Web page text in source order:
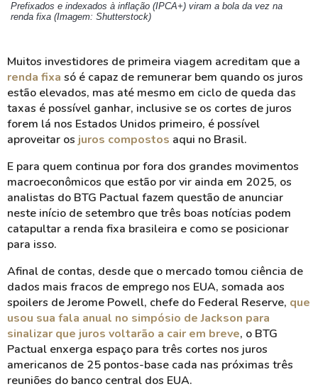
Prefixados e indexados à inflação (IPCA+) viram a bola da vez na
renda fixa (Imagem: Shutterstock)
Muitos investidores de primeira viagem acreditam que a
renda fixa só é capaz de remunerar bem quando os juros
estão elevados, mas até mesmo em ciclo de queda das
taxas é possível ganhar, inclusive se os cortes de juros
forem lá nos Estados Unidos primeiro, é possível
aproveitar os juros compostos aqui no Brasil.
E para quem continua por fora dos grandes movimentos
macroeconômicos que estão por vir ainda em 2025, os
analistas do BTG Pactual fazem questão de anunciar
neste início de setembro que três boas notícias podem
catapultar a renda fixa brasileira e como se posicionar
para isso.
Afinal de contas, desde que o mercado tomou ciência de
dados mais fracos de emprego nos EUA, somada aos
spoilers de Jerome Powell, chefe do Federal Reserve, que
usou sua fala anual no simpósio de Jackson para
sinalizar que juros voltarão a cair em breve, o BTG
Pactual enxerga espaço para três cortes nos juros
americanos de 25 pontos-base cada nas próximas três
reuniões do banco central dos EUA.